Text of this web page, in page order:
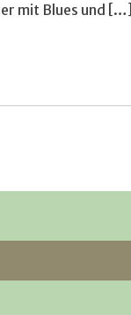
mit Blues und […]